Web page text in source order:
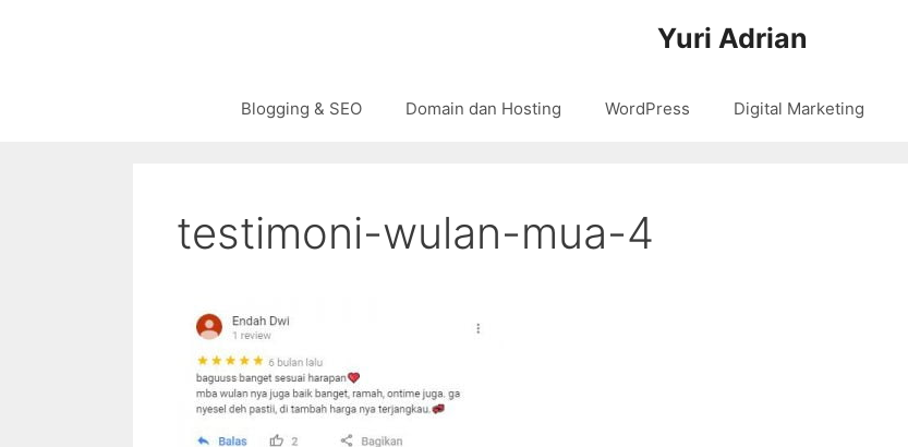
Yuri Adrian
Blogging & SEO Domain dan Hosting WordPress Digital Marketing
testimoni-wulan-mua-4